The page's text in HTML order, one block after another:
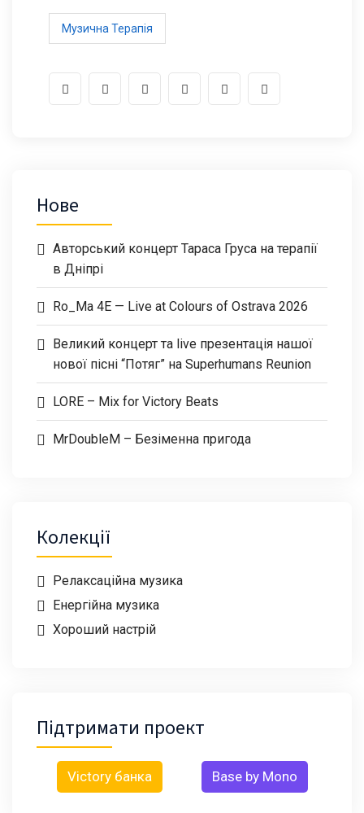
Музична Терапія
Нове
Авторський концерт Тараса Груса на терапії
в Дніпрі
Ro_Ma 4E — Live at Colours of Ostrava 2026
Великий концерт та live презентація нашої
нової пісні “Потяг” на Superhumans Reunion
LORE – Mix for Victory Beats
MrDoubleM – Безіменна пригода
Колекції
Релаксаційна музика
Енергійна музика
Хороший настрій
Підтримати проект
Victory банка Base by Mono